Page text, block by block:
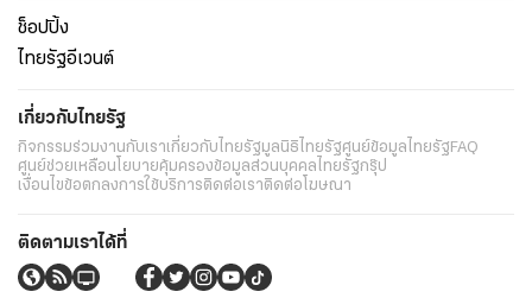
ช็อปปิ้ง
ไทยรัฐอีเวนต์
เกี่ยวกับไทยรัฐ
กิจกรรมร่วมงานกับเราเกี่ยวกับไทยรัฐมูลนิธิไทยรัฐศูนย์ข้อมูลไทยรัฐFAQ
ศูนย์ช่วยเหลือนโยบายคุ้มครองข้อมูลส่วนบุคคลไทยรัฐกรุ๊ป
เงื่อนไขข้อตกลงการใช้บริการติดต่อเราติดต่อโฆษณา
ติดตามเราได้ที่